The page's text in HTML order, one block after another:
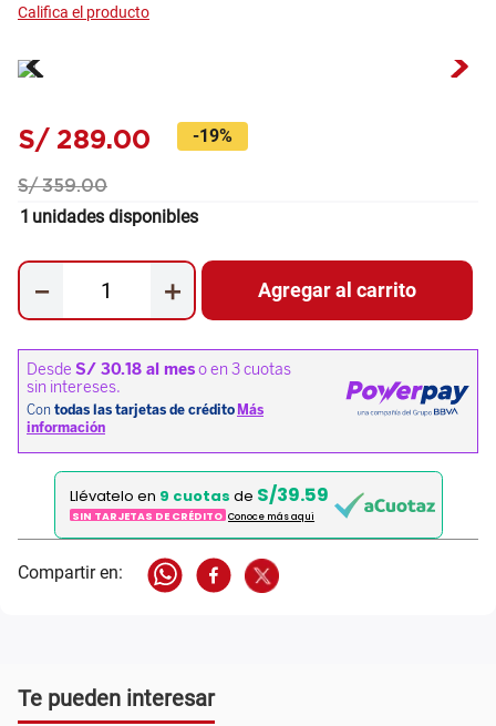
S/ 289.00 -19%
S/ 359.00
1 unidades disponibles
＋
－ Agregar al carrito
Llévatelo en 9 cuotas de S/39.59
SIN TARJETAS DE CRÉDITO Conoce más aqui
Te pueden interesar